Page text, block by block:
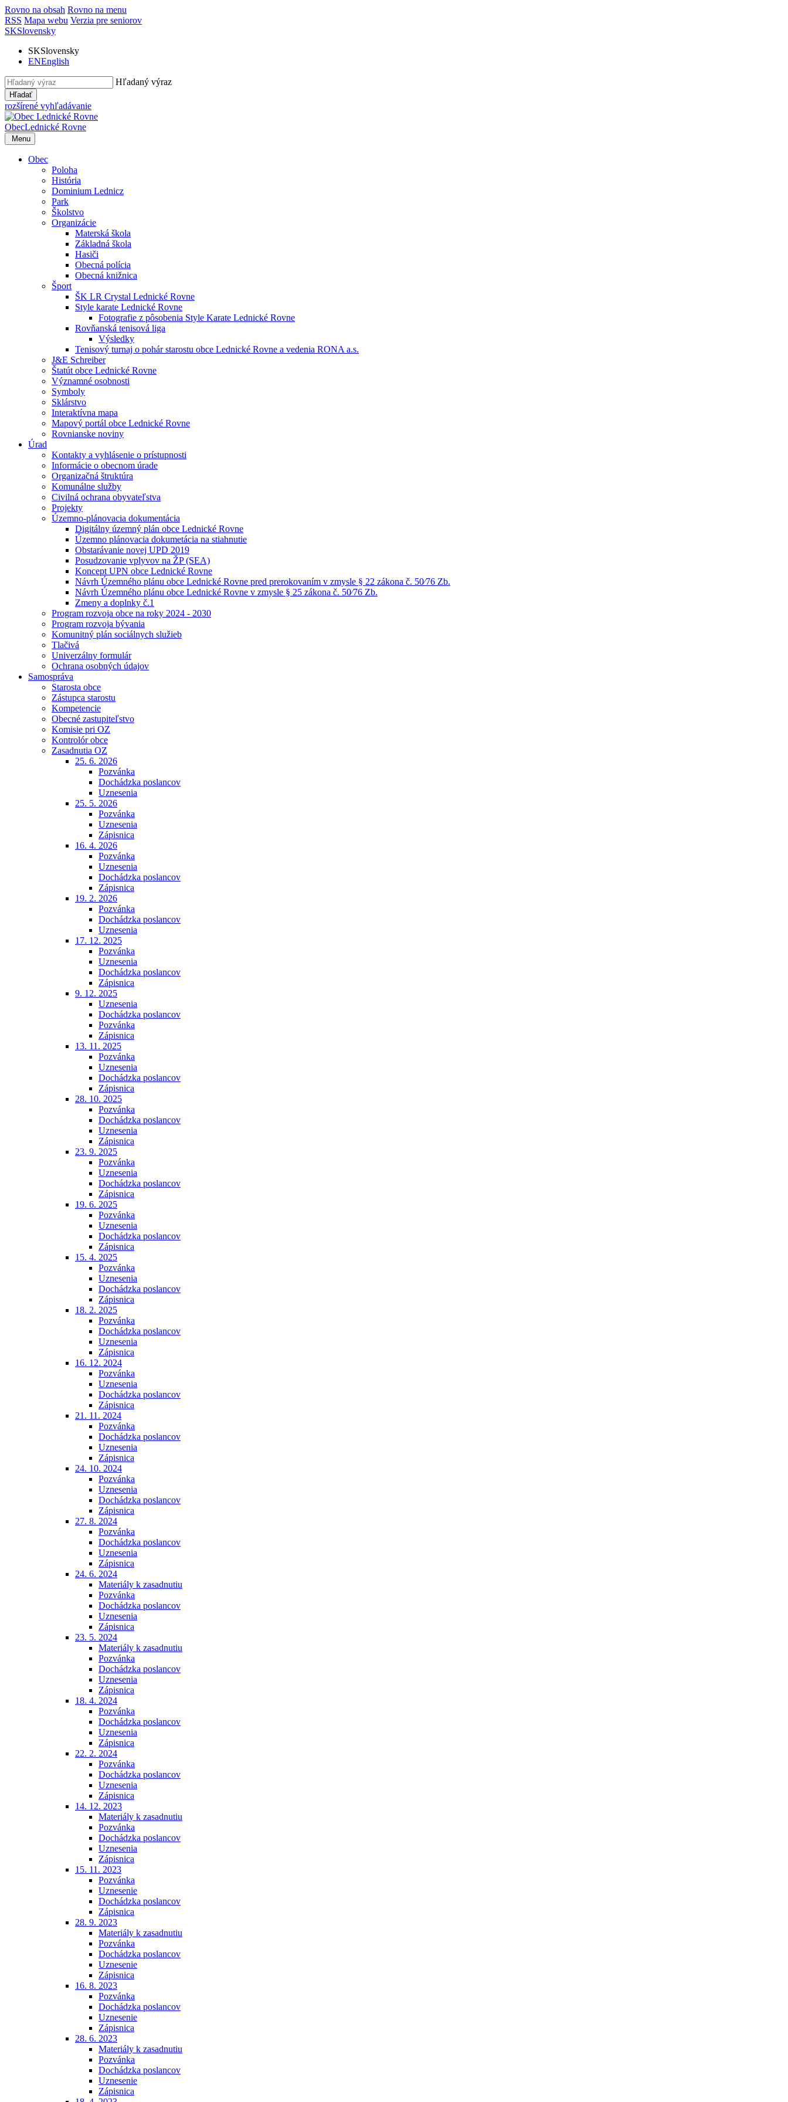
Rovno na obsah Rovno na menu
RSS Mapa webu Verzia pre seniorov
SKSlovensky
SKSlovensky
ENEnglish
Hľadaný výraz
Hľadať
rozšírené vyhľadávanie
ObecLednické Rovne
Menu
Obec
Poloha
História
Dominium Lednicz
Park
Školstvo
Organizácie
Materská škola
Základná škola
Hasiči
Obecná polícia
Obecná knižnica
Šport
ŠK LR Crystal Lednické Rovne
Style karate Lednické Rovne
Fotografie z pôsobenia Style Karate Lednické Rovne
Rovňanská tenisová liga
Výsledky
Tenisový turnaj o pohár starostu obce Lednické Rovne a vedenia RONA a.s.
J&E Schreiber
Štatút obce Lednické Rovne
Významné osobnosti
Symboly
Sklárstvo
Interaktívna mapa
Mapový portál obce Lednické Rovne
Rovnianske noviny
Úrad
Kontakty a vyhlásenie o prístupnosti
Informácie o obecnom úrade
Organizačná štruktúra
Komunálne služby
Civilná ochrana obyvateľstva
Projekty
Územno-plánovacia dokumentácia
Digitálny územný plán obce Lednické Rovne
Územno plánovacia dokumetácia na stiahnutie
Obstarávanie novej UPD 2019
Posudzovanie vplyvov na ŽP (SEA)
Koncept UPN obce Lednické Rovne
Návrh Územného plánu obce Lednické Rovne pred prerokovaním v zmysle § 22 zákona č. 50⁄76 Zb.
Návrh Územného plánu obce Lednické Rovne v zmysle § 25 zákona č. 50⁄76 Zb.
Zmeny a doplnky č.1
Program rozvoja obce na roky 2024 - 2030
Program rozvoja bývania
Komunitný plán sociálnych služieb
Tlačivá
Univerzálny formulár
Ochrana osobných údajov
Samospráva
Starosta obce
Zástupca starostu
Kompetencie
Obecné zastupiteľstvo
Komisie pri OZ
Kontrolór obce
Zasadnutia OZ
25. 6. 2026
Pozvánka
Dochádzka poslancov
Uznesenia
25. 5. 2026
Pozvánka
Uznesenia
Zápisnica
16. 4. 2026
Pozvánka
Uznesenia
Dochádzka poslancov
Zápisnica
19. 2. 2026
Pozvánka
Dochádzka poslancov
Uznesenia
17. 12. 2025
Pozvánka
Uznesenia
Dochádzka poslancov
Zápisnica
9. 12. 2025
Uznesenia
Dochádzka poslancov
Pozvánka
Zápisnica
13. 11. 2025
Pozvánka
Uznesenia
Dochádzka poslancov
Zápisnica
28. 10. 2025
Pozvánka
Dochádzka poslancov
Uznesenia
Zápisnica
23. 9. 2025
Pozvánka
Uznesenia
Dochádzka poslancov
Zápisnica
19. 6. 2025
Pozvánka
Uznesenia
Dochádzka poslancov
Zápisnica
15. 4. 2025
Pozvánka
Uznesenia
Dochádzka poslancov
Zápisnica
18. 2. 2025
Pozvánka
Dochádzka poslancov
Uznesenia
Zápisnica
16. 12. 2024
Pozvánka
Uznesenia
Dochádzka poslancov
Zápisnica
21. 11. 2024
Pozvánka
Dochádzka poslancov
Uznesenia
Zápisnica
24. 10. 2024
Pozvánka
Uznesenia
Dochádzka poslancov
Zápisnica
27. 8. 2024
Pozvánka
Dochádzka poslancov
Uznesenia
Zápisnica
24. 6. 2024
Materiály k zasadnutiu
Pozvánka
Dochádzka poslancov
Uznesenia
Zápisnica
23. 5. 2024
Materiály k zasadnutiu
Pozvánka
Dochádzka poslancov
Uznesenia
Zápisnica
18. 4. 2024
Pozvánka
Dochádzka poslancov
Uznesenia
Zápisnica
22. 2. 2024
Pozvánka
Dochádzka poslancov
Uznesenia
Zápisnica
14. 12. 2023
Materiály k zasadnutiu
Pozvánka
Dochádzka poslancov
Uznesenia
Zápisnica
15. 11. 2023
Pozvánka
Uznesenie
Dochádzka poslancov
Zápisnica
28. 9. 2023
Materiály k zasadnutiu
Pozvánka
Dochádzka poslancov
Uznesenie
Zápisnica
16. 8. 2023
Pozvánka
Dochádzka poslancov
Uznesenie
Zápisnica
28. 6. 2023
Materiály k zasadnutiu
Pozvánka
Dochádzka poslancov
Uznesenie
Zápisnica